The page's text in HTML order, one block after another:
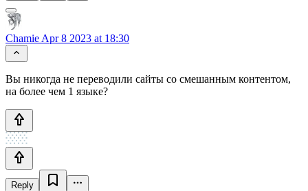
Chamie Apr 8 2023 at 18:30
Вы никогда не переводили сайты со смешанным контентом,
на более чем 1 языке?
Reply